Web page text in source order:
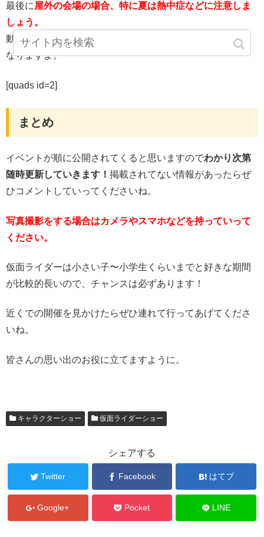
最後に屋外の会場の場合、特に夏は熱中症などに注意しま
しょう。
動かないままじっとして見るので、冬も思った以上に寒く
なりますよ。
[quads id=2]
まとめ
イベントが順に公開されてくると思いますのでわかり次第
随時更新していきます！ 掲載されてない情報があったらぜ
ひコメントしていってくださいね。
写真撮影をする場合はカメラやスマホなどを持っていって
ください。
仮面ライダーは小さい子〜小学生くらいまでと好きな期間
が比較的長いので、チャンスは必ずあります！
近くでの開催を見かけたらぜひ連れて行ってあげてくださ
いね。
皆さんの思い出のお役に立てますように。
キャラクターショー 仮面ライダーショー
シェアする
Twitter Facebook はてブ
Google+ Pocket LINE